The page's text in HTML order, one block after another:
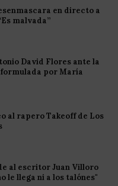
en directo a
malvada”
David Flores ante la
por María
al rapero Takeoff de Los
al escritor Juan Villoro
le llega ni a los talónes"